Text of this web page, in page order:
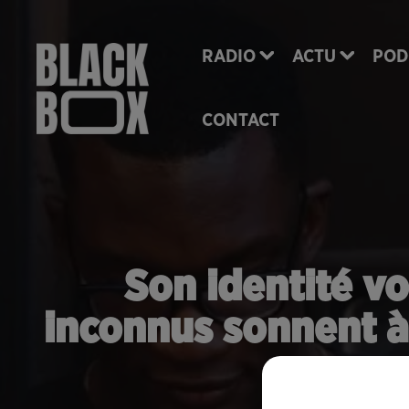
RADIO ACTU
CONTACT
Son identité
inconnus sonnent